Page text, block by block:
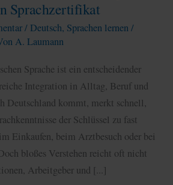
Sprachzertifikat
/ Deutsch, Sprachen lernen /
A. Laumann
Sprache ist ein entscheidender
Integration in Alltag, Beruf und
Deutschland kommt, merkt schnell,
der Schlüssel zu fast
Einkaufen, beim Arztbesuch oder bei
bloßes Verstehen reicht oft nicht
Arbeitgeber und [...]